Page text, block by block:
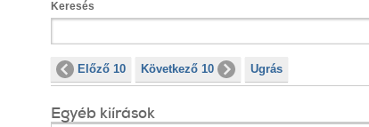
Keresés
Előző 10 Következő 10 Ugrás
Egyéb kiírások